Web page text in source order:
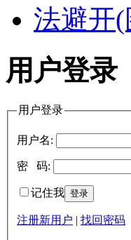
用户登录
用户登录
用户名:
密 码:
记住我
注册新用户 | 找回密码